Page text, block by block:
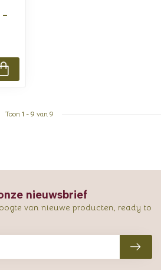
-
Toon 1 - 9 van 9
nieuwsbrief
van nieuwe producten, ready to